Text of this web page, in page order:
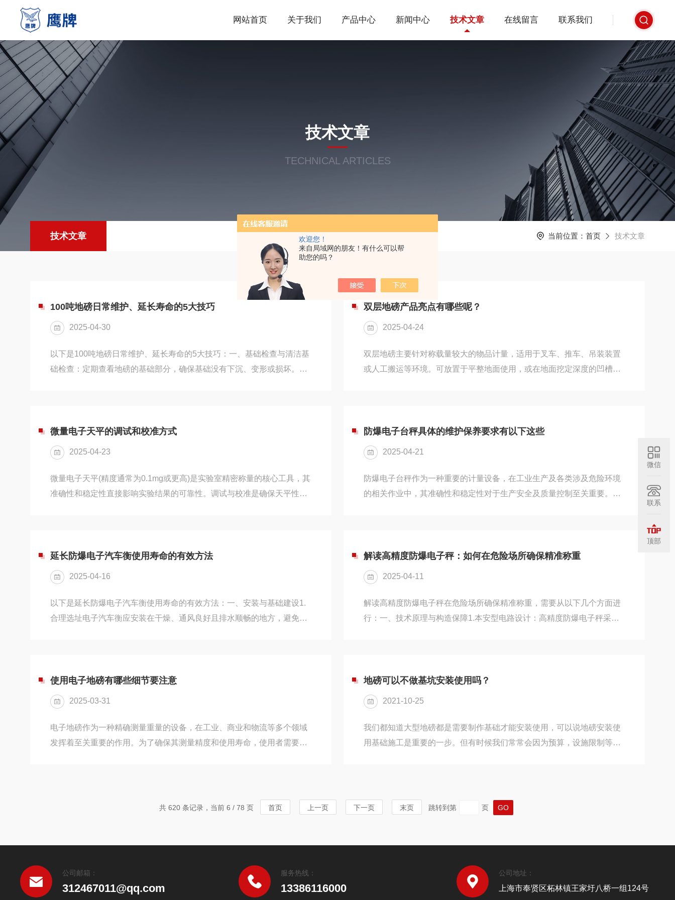
欢迎您！
来自局域网的朋友！有什么可以帮
助您的吗？
网站首页 关于我们 产品中心 新闻中心 技术文章 在线留言 联系我们
技术文章
TECHNICAL ARTICLES
技术文章 当前位置： 首页 技术文章
100吨地磅日常维护、延长寿命的5大技巧
2025-04-30
以下是100吨地磅日常维护、延长寿命的5大技巧：一、基础检查与清洁基
础检查：定期查看地磅的基础部分，确保基础没有下沉、变形或损坏。因
情况。清洁工作：保持地磅周围的环境清洁，每天清理地磅上的杂物、灰
尘和泥土。特别是对于在户外使用的地磅，如在建筑工地或矿山等场所，
车辆进出可能会带来大量的泥土...
双层地磅产品亮点有哪些呢？
2025-04-24
双层地磅主要针对称载量较大的物品计量，适用于叉车、推车、吊装装置
或人工搬运等环境。可放置于平整地面使用，或在地面挖定深度的凹槽基
酸碱特性，无论是面对酸性还是碱性物质的侵蚀，都能保持自身的稳定
性，不易发生化学反应而导致损坏，从而确保了地磅在各种复杂化学环境
下的长期可靠使用。防水防腐蚀：在...
微量电子天平的调试和校准方式
2025-04-23
微量电子天平(精度通常为0.1mg或更高)是实验室精密称量的核心工具，其
准确性和稳定性直接影响实验结果的可靠性。调试与校准是确保天平性能
45%~60%)，避免温度波动导致气流扰动或金属部件热胀冷缩。避震与防
风：远离振动源(如离心机、大型仪器)，放置于防振台面；避免空调直吹
或人...
防爆电子台秤具体的维护保养要求有以下这些
2025-04-21
防爆电子台秤作为一种重要的计量设备，在工业生产及各类涉及危险环境
的相关作业中，其准确性和稳定性对于生产安全及质量控制至关重要。防
操作规程，能够准确判断设备可能出现的问题，并及时采取有效的维护措
施。建立维护档案：专人应详细记录电子台秤的日常使用情况、维护保养
记录、故障维修情况等信息，建立...
延长防爆电子汽车衡使用寿命的有效方法
2025-04-16
以下是延长防爆电子汽车衡使用寿命的有效方法：一、安装与基础建设1.
合理选址电子汽车衡应安装在干燥、通风良好且排水顺畅的地方，避免安
导致电子元件出现故障。2.基础施工质量基础要牢固、平整，有足够的强
度和稳定性。一般采用混凝土基础，其深度和面积应根据汽车衡的尺寸和
最大称重量来确定，确保基础能...
解读高精度防爆电子秤：如何在危险场所确保精准称重
2025-04-11
解读高精度防爆电子秤在危险场所确保精准称重，需要从以下几个方面进
行：一、技术原理与构造保障1.本安型电路设计：高精度防爆电子秤采用
将可能产生火花或高温的电气部件与外界隔离开来，防止其与爆炸性环境
接触。比如，将电源、电路板等关键部件放置在密封的防爆箱体内，阻断
了电气火花或高温向外界的传播...
使用电子地磅有哪些细节要注意
2025-03-31
电子地磅作为一种精确测量重量的设备，在工业、商业和物流等多个领域
发挥着至关重要的作用。为了确保其测量精度和使用寿命，使用者需要遵
周围是否有足够的空间，以便车辆或物品能够自由进出，并确保称重平台
地磅可以不做基坑安装使用吗？
2021-10-25
我们都知道大型地磅都是需要制作基础才能安装使用，可以说地磅安装使
用基础施工是重要的一步。但有时候我们常常会因为预算，设施限制等一
装的秤台高出地面，占用场地较多，汽车通过引坡上下秤台过磅，施工费
用相对较少，基坑内通风干燥，从环境的角度来讲可确保汽车衡良好的使
共 620 条记录，当前 6 / 78 页 首页 上一页 下一页 末页 跳转到第 页
公司邮箱：
312467011@qq.com
服务热线：
13386116000
公司地址：
上海市奉贤区柘林镇王家圩八桥一组124号
微信
联系
顶部